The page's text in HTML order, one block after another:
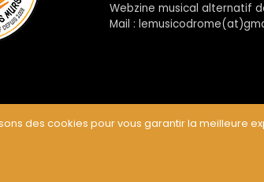
Webzine musical alternatif
Mail :
des cookies pour vous garantir la meilleure